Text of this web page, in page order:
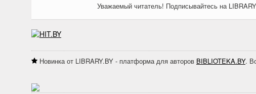
Уважаемый читатель! Подписывайтесь на
Новинка от LIBRARY.BY - платформа для авторов BIBLIOTEKA.BY.